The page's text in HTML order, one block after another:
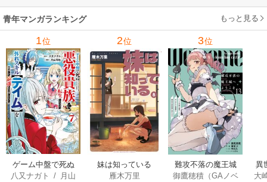
の
れ
メ
青年マンガランキング もっと見る
1位
ゲーム中盤で死ぬ
悪役貴族に転生し
八又ナガト /
月山
2位
妹は知っている
雁木万里
3位
難攻不落の魔王城
へようこそ～デバ
御鷹穂積（GAノベ
異
は
大